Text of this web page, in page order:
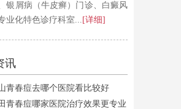
银屑病（牛皮癣）门诊、白癜风
业化特色诊疗科室...[详细]
讯
青春痘去哪个医院看比较好
青春痘哪家医院治疗效果更专业